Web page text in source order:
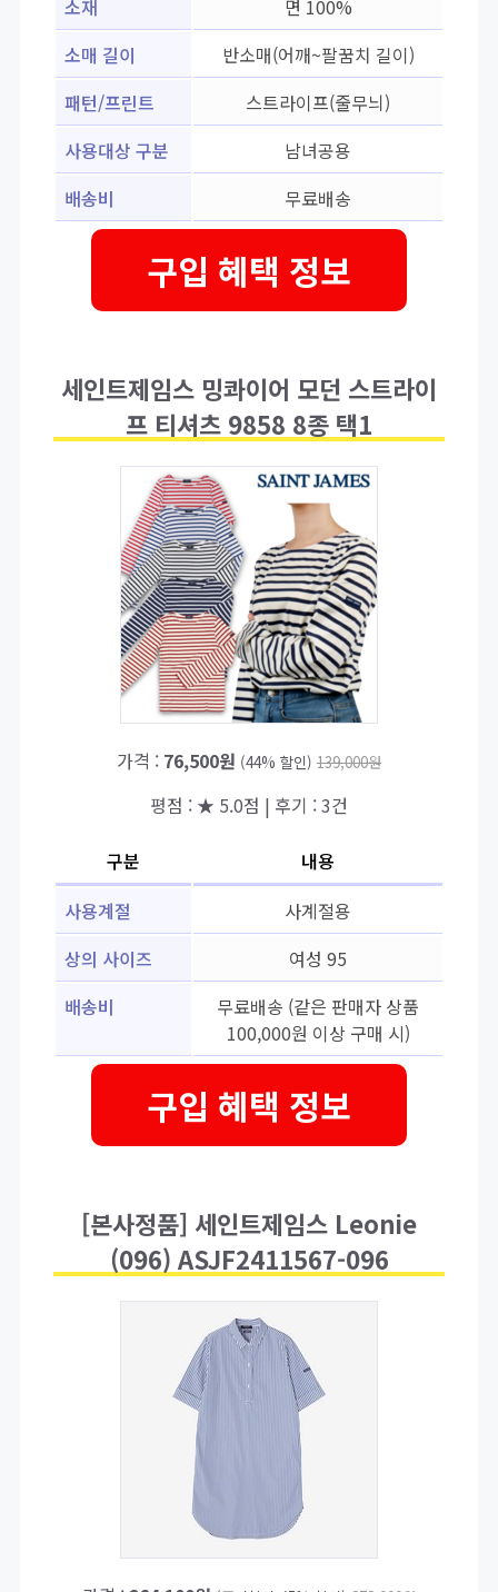
소재
면 100%
소매 길이
반소매(어깨~팔꿈치 길이)
패턴/프린트
스트라이프(줄무늬)
사용대상 구분
남녀공용
배송비
무료배송
구입 혜택 정보
세인트제임스 밍콰이어 모던 스트라이
프 티셔츠 9858 8종 택1
가격 : 76,500원 (44% 할인) 139,000원
평점 : ★ 5.0점 | 후기 : 3건
구분
내용
사용계절
사계절용
상의 사이즈
여성 95
배송비
무료배송 (같은 판매자 상품
100,000원 이상 구매 시)
구입 혜택 정보
[본사정품] 세인트제임스 Leonie
(096) ASJF2411567-096